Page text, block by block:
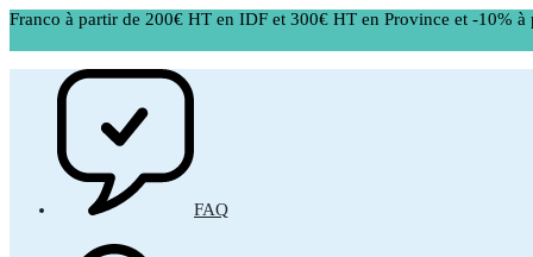
Franco à partir de 200€ HT en IDF et 300€ HT en Province et -10%
FAQ